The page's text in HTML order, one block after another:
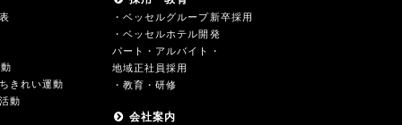
きれい運動
動
・ベッセルグループ新卒採用
・ベッセルホテル開発
パート・アルバイト・
地域正社員採用
・教育・研修
会社案内